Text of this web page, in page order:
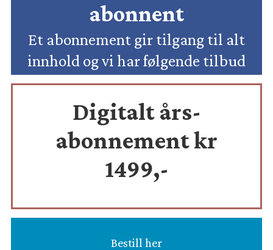
abonnent
Et abonnement gir tilgang til alt
innhold og vi har følgende tilbud
Digitalt års-
abonnement kr
1499,-
Bestill her